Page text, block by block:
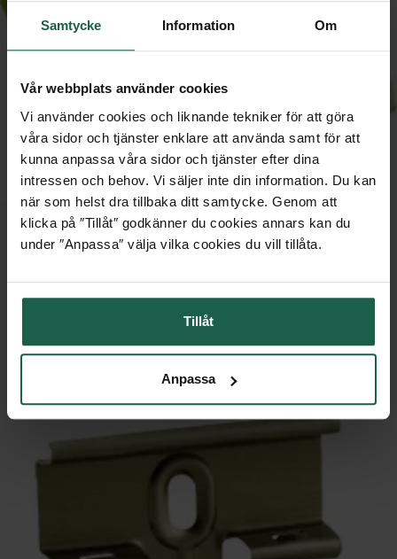
Samtycke Information Om
Vår webbplats använder cookies
Vi använder cookies och liknande tekniker för att göra
våra sidor och tjänster enklare att använda samt för att
kunna anpassa våra sidor och tjänster efter dina
intressen och behov. Vi säljer inte din information. Du kan
när som helst dra tillbaka ditt samtycke. Genom att
klicka på ″Tillåt″ godkänner du cookies annars kan du
under ″Anpassa″ välja vilka cookies du vill tillåta.
Tillåt
Anpassa
GOLVLÄGGNINGSSET
FÖR PARKETTGOLV
249 kr